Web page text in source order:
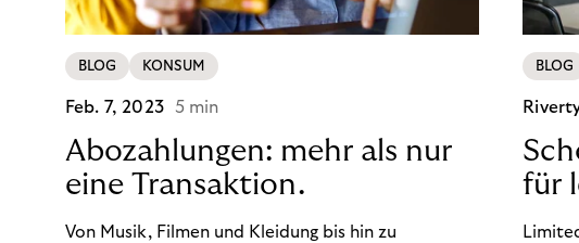
BLOG KONSUM
Feb. 7, 2023 5 min
Abozahlungen: mehr als nur
eine Transaktion.
Von Musik, Filmen und Kleidung bis hin zu
BLOG
für